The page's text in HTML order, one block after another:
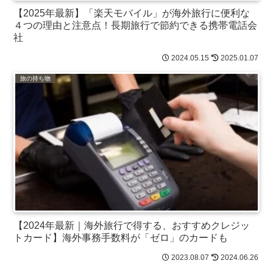
【2025年最新】「楽天モバイル」が海外旅行に便利な
４つの理由と注意点！長期旅行で節約できる携帯電話会
社
2024.05.15 2025.01.07
旅の持ち物
【2024年最新｜海外旅行で得する、おすすめクレジッ
トカード】海外事務手数料が「ゼロ」のカードも
2023.08.07 2024.06.26